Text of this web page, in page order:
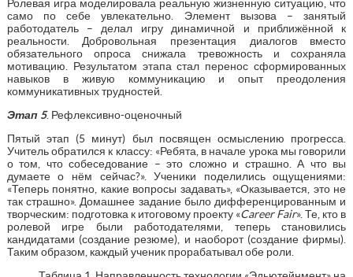
Ролевая игра моделировала реальную жизненную ситуацию, что
само по себе увлекательно. Элемент вызова – занятый
работодатель – делал игру динамичной и приближённой к
реальности. Добровольная презентация диалогов вместо
обязательного опроса снижала тревожность и сохраняла
мотивацию. Результатом этапа стал перенос сформированных
навыков в живую коммуникацию и опыт преодоления
коммуникативных трудностей.
Этап 5. Рефлексивно-оценочный
Пятый этап (5 минут) был посвящен осмыслению прогресса.
Учитель обратился к классу: «Ребята, в начале урока мы говорили
о том, что собеседование – это сложно и страшно. А что вы
думаете о нём сейчас?». Ученики поделились ощущениями:
«Теперь понятно, какие вопросы задавать», «Оказывается, это не
так страшно». Домашнее задание было дифференцированным и
творческим: подготовка к итоговому проекту «Career Fair». Те, кто в
ролевой игре были работодателями, теперь становились
кандидатами (создание резюме), и наоборот (создание фирмы).
Таким образом, каждый ученик прорабатывал обе роли.